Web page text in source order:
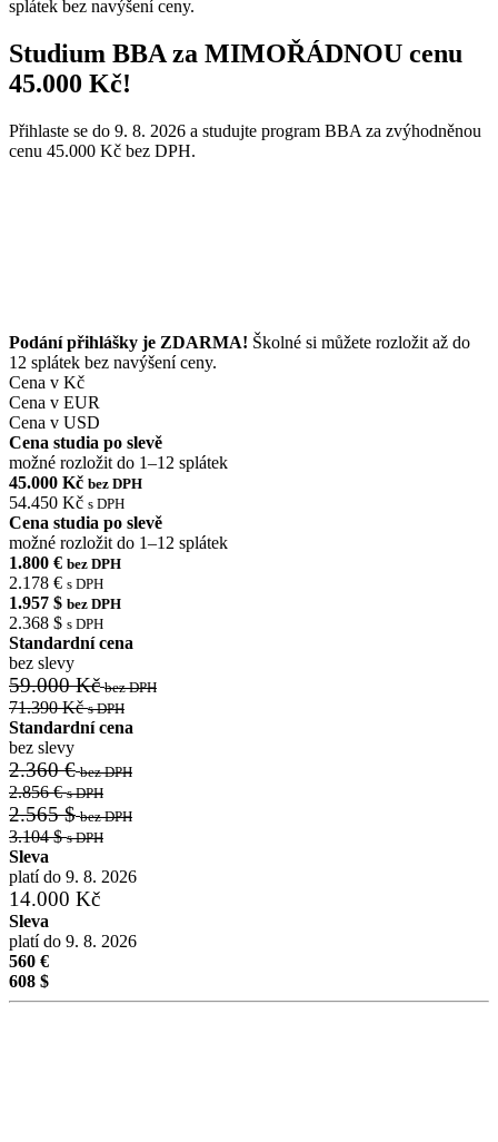
splátek bez navýšení ceny.
Studium BBA za MIMOŘÁDNOU cenu
45.000 Kč!
Přihlaste se do 9. 8. 2026 a studujte program BBA za zvýhodněnou
cenu 45.000 Kč bez DPH.
Podání přihlášky je ZDARMA! Školné si můžete rozložit až do
12 splátek bez navýšení ceny.
Cena v Kč
Cena v EUR
Cena v USD
Cena studia po slevě
možné rozložit do 1–12 splátek
45.000 Kč bez DPH
54.450 Kč s DPH
Cena studia po slevě
možné rozložit do 1–12 splátek
1.800 € bez DPH
2.178 € s DPH
1.957 $ bez DPH
2.368 $ s DPH
Standardní cena
bez slevy
59.000 Kč bez DPH
71.390 Kč s DPH
Standardní cena
bez slevy
2.360 € bez DPH
2.856 € s DPH
2.565 $ bez DPH
3.104 $ s DPH
Sleva
platí do 9. 8. 2026
14.000 Kč
Sleva
platí do 9. 8. 2026
560 €
608 $